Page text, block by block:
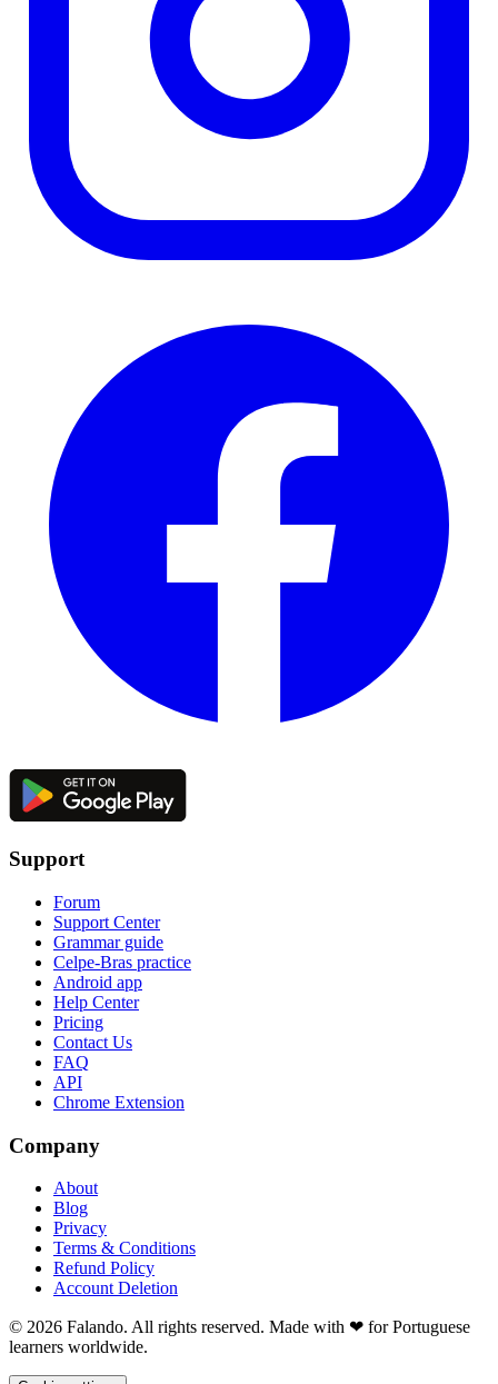
Support
Forum
Support Center
Grammar guide
Celpe-Bras practice
Android app
Help Center
Pricing
Contact Us
FAQ
API
Chrome Extension
Company
About
Blog
Privacy
Terms & Conditions
Refund Policy
Account Deletion
© 2026 Falando. All rights reserved. Made with ❤ for Portuguese
learners worldwide.